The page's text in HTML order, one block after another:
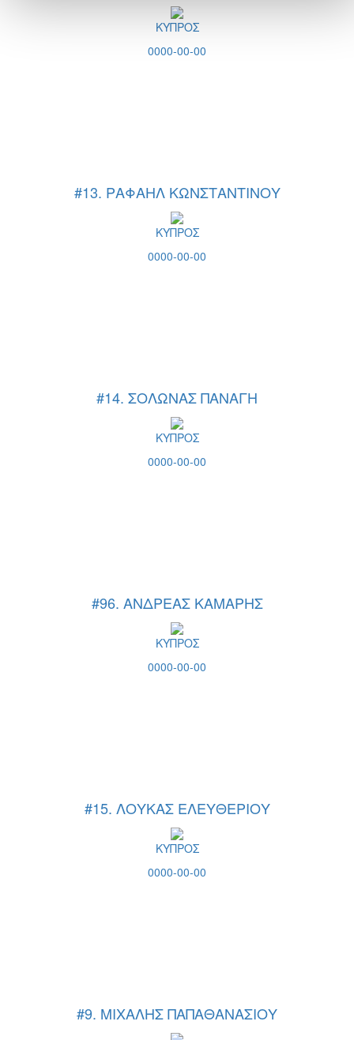
ΚΥΠΡΟΣ
0000-00-00
#13. ΡΑΦΑΗΛ ΚΩΝΣΤΑΝΤΙΝΟΥ
ΚΥΠΡΟΣ
0000-00-00
#14. ΣΟΛΩΝΑΣ ΠΑΝΑΓΗ
ΚΥΠΡΟΣ
0000-00-00
#96. ΑΝΔΡΕΑΣ ΚΑΜΑΡΗΣ
ΚΥΠΡΟΣ
0000-00-00
#15. ΛΟΥΚΑΣ ΕΛΕΥΘΕΡΙΟΥ
ΚΥΠΡΟΣ
0000-00-00
#9. ΜΙΧΑΛΗΣ ΠΑΠΑΘΑΝΑΣΙΟΥ